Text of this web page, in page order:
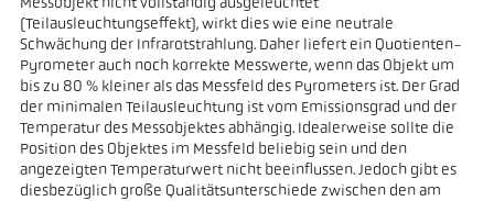
Messobjekt nicht vollständig ausgeleuchtet
(Teilausleuchtungseffekt), wirkt dies wie eine neutrale
Schwächung der Infrarotstrahlung. Daher liefert ein Quotienten-
Pyrometer auch noch korrekte Messwerte, wenn das Objekt um
bis zu 80 % kleiner als das Messfeld des Pyrometers ist. Der Grad
der minimalen Teilausleuchtung ist vom Emissionsgrad und der
Temperatur des Messobjektes abhängig. Idealerweise sollte die
Position des Objektes im Messfeld beliebig sein und den
angezeigten Temperaturwert nicht beeinflussen. Jedoch gibt es
diesbezüglich große Qualitätsunterschiede zwischen den am